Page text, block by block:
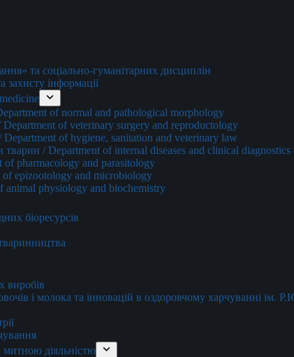
та соціально-гуманітарних дисциплін
захисту інформації
of normal and pathological morphology
Department of veterinary surgery and reproductology
Department of hygiene, sanitation and veterinary law
тварин / Department of internal diseases and clinical
of pharmacology and parasitology
of epizootology and microbiology
animal physiology and biochemistry
біоресурсів
виробів
і молока та інновацій в оздоровчому харчуванні ім.
митною діяльністю